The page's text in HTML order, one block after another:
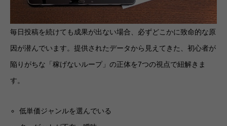
毎日投稿を続けても成果が出ない場合、必ずどこかに致命的な原
因が潜んでいます。提供されたデータから見えてきた、初心者が
陥りがちな「稼げないループ」の正体を7つの視点で紐解きま
す。
低単価ジャンルを選んでいる